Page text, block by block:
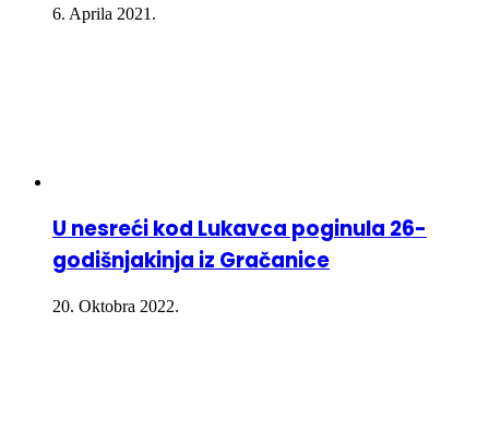
6. Aprila 2021.
U nesreći kod Lukavca poginula 26-
godišnjakinja iz Gračanice
20. Oktobra 2022.